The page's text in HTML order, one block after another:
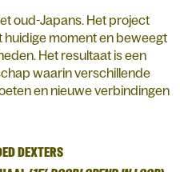
oud-Japans. Het project
moment en beweegt
Het resultaat is een
waarin verschillende
en nieuwe verbindingen
DEXTERS